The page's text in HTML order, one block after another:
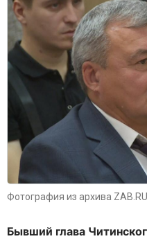
Фотография из архива ZAB.RU
Бывший глава